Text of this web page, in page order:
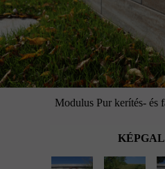
Modulus Pur kerítés- és